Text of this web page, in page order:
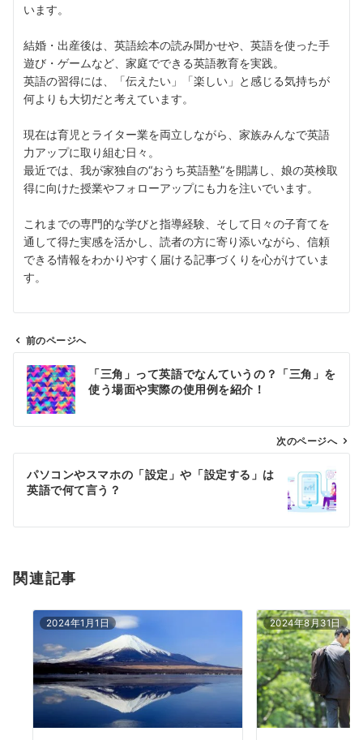
います。
結婚・出産後は、英語絵本の読み聞かせや、英語を使った手
遊び・ゲームなど、家庭でできる英語教育を実践。
英語の習得には、「伝えたい」「楽しい」と感じる気持ちが
何よりも大切だと考えています。
現在は育児とライター業を両立しながら、家族みんなで英語
力アップに取り組む日々。
最近では、我が家独自の“おうち英語塾”を開講し、娘の英検取
得に向けた授業やフォローアップにも力を注いでいます。
これまでの専門的な学びと指導経験、そして日々の子育てを
通して得た実感を活かし、読者の方に寄り添いながら、信頼
できる情報をわかりやすく届ける記事づくりを心がけていま
す。
ン
前のページへ
「三角」って英語でなんていうの？「三角」を
使う場面や実際の使用例を紹介！
次のページへ
パソコンやスマホの「設定」や「設定する」は
英語で何て言う？
関連記事
2024年1月1日 2024年8月31日